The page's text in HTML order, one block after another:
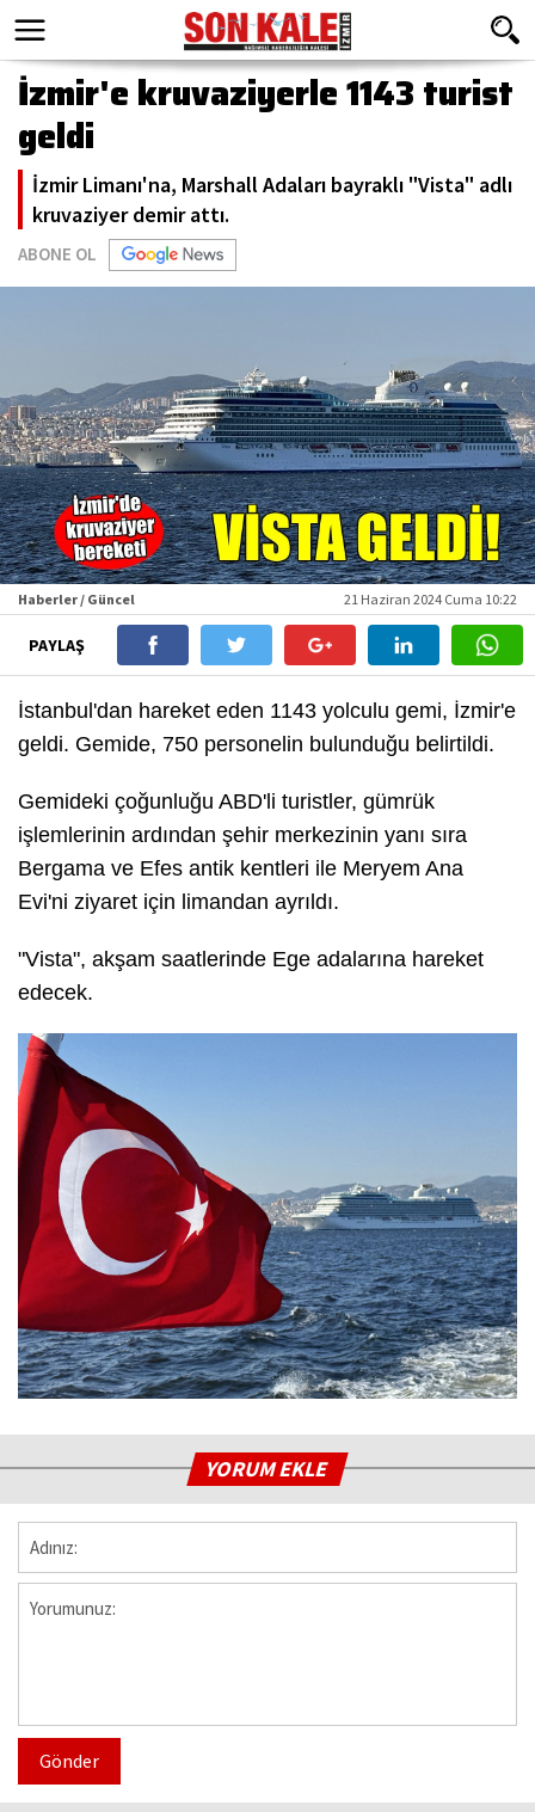
İzmir'e kruvaziyerle 1143 turist
geldi
İzmir Limanı'na, Marshall Adaları bayraklı "Vista" adlı
kruvaziyer demir attı.
ABONE OL
Haberler / Güncel 21 Haziran 2024 Cuma 10:22
PAYLAŞ
İstanbul'dan hareket eden 1143 yolculu gemi, İzmir'e
geldi. Gemide, 750 personelin bulunduğu belirtildi.
Gemideki çoğunluğu ABD'li turistler, gümrük
işlemlerinin ardından şehir merkezinin yanı sıra
Bergama ve Efes antik kentleri ile Meryem Ana
Evi'ni ziyaret için limandan ayrıldı.
"Vista", akşam saatlerinde Ege adalarına hareket
edecek.
YORUM EKLE
Gönder